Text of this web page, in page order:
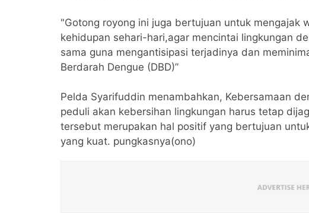
"Gotong royong ini juga bertujuan untuk mengajak
kehidupan sehari-hari,agar mencintai lingkungan
sama guna mengantisipasi terjadinya dan
Berdarah Dengue (DBD)”
Pelda Syarifuddin menambahkan, Kebersamaan
peduli akan kebersihan lingkungan harus tetap
tersebut merupakan hal positif yang bertujuan
yang kuat. pungkasnya(ono)